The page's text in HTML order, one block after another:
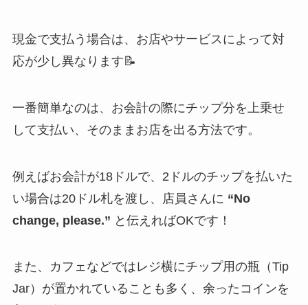
現金で支払う場合は、お店やサービスによって対
応が少し異なります📝
一番簡単なのは、お会計の際にチップ分を上乗せ
して支払い、そのままお店を出る方法です。
例えばお会計が18ドルで、2ドルのチップを払いた
い場合は20ドル札を渡し、店員さんに “No
change, please.” と伝えればOKです！
また、カフェなどではレジ横にチップ用の瓶（Tip
Jar）が置かれていることも多く、余ったコインを